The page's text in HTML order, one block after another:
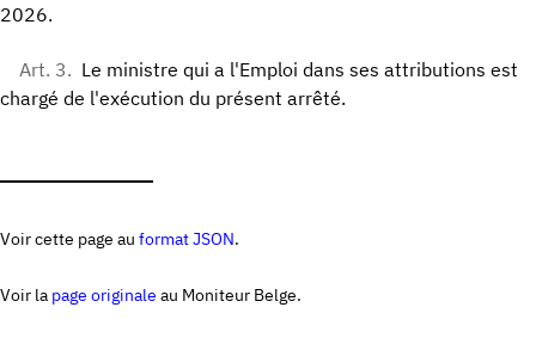
2026.
Art. 3. Le ministre qui a l'Emploi dans ses attributions est
chargé de l'exécution du présent arrêté.
Voir cette page au format JSON.
Voir la page originale au Moniteur Belge.